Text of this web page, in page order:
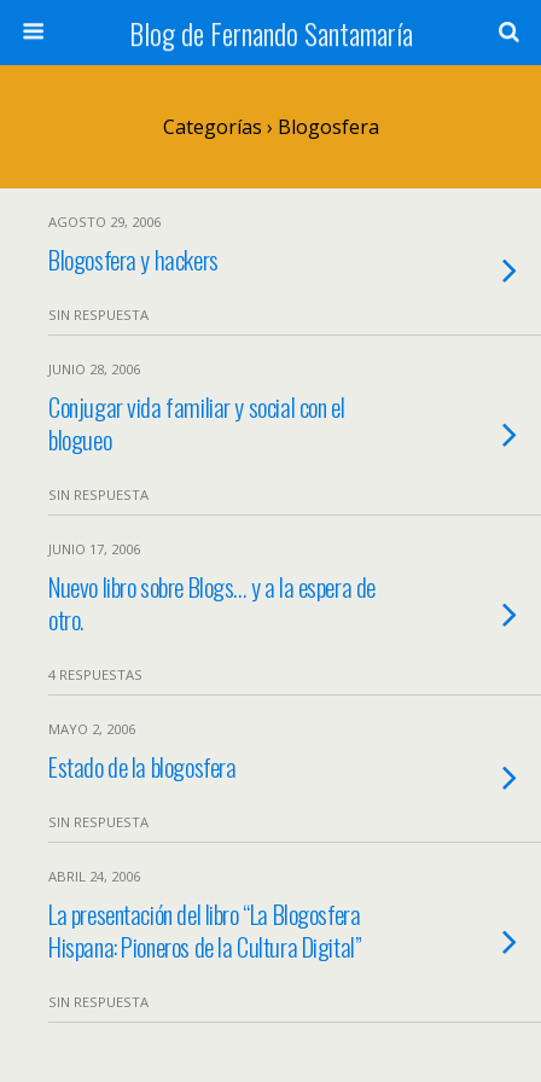
Blog de Fernando Santamaría
Categorías › Blogosfera
AGOSTO 29, 2006
Blogosfera y hackers
SIN RESPUESTA
JUNIO 28, 2006
Conjugar vida familiar y social con el
blogueo
SIN RESPUESTA
JUNIO 17, 2006
Nuevo libro sobre Blogs… y a la espera de
otro.
4 RESPUESTAS
MAYO 2, 2006
Estado de la blogosfera
SIN RESPUESTA
ABRIL 24, 2006
La presentación del libro “La Blogosfera
Hispana: Pioneros de la Cultura Digital”
SIN RESPUESTA